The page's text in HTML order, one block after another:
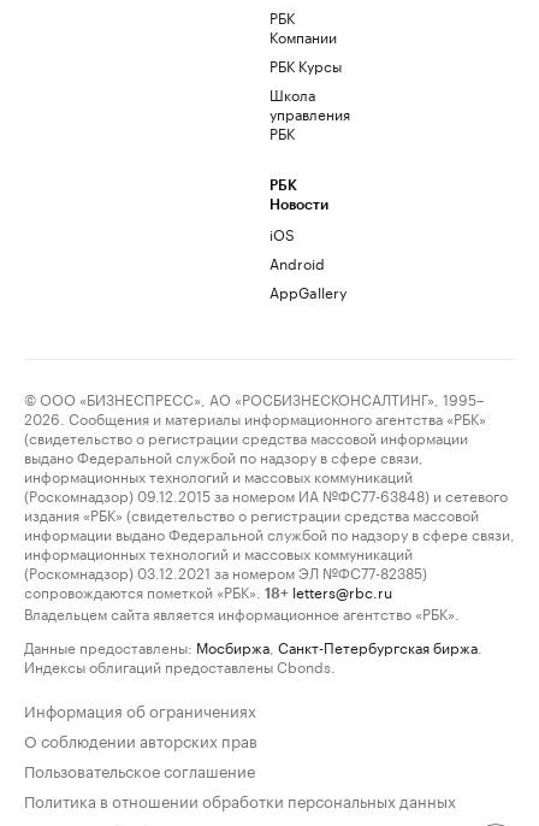
РБК
Компании
РБК Курсы
Школа
управления
РБК
РБК
Новости
iOS
Android
AppGallery
© ООО «БИЗНЕСПРЕСС», АО «РОСБИЗНЕСКОНСАЛТИНГ», 1995–
2026. Сообщения и материалы информационного агентства «РБК»
(свидетельство о регистрации средства массовой информации
выдано Федеральной службой по надзору в сфере связи,
информационных технологий и массовых коммуникаций
(Роскомнадзор) 09.12.2015 за номером ИА №ФС77-63848) и сетевого
издания «РБК» (свидетельство о регистрации средства массовой
информации выдано Федеральной службой по надзору в сфере связи,
информационных технологий и массовых коммуникаций
(Роскомнадзор) 03.12.2021 за номером ЭЛ №ФС77-82385)
сопровождаются пометкой «РБК».
18+ letters@rbc.ru
Владельцем сайта является информационное агентство «РБК».
Данные предоставлены: Мосбиржа Санкт-Петербургская биржа
Индексы облигаций предоставлены Cbonds.
Информация об ограничениях
О соблюдении авторских прав
Пользовательское соглашение
Политика в отношении обработки персональных данных